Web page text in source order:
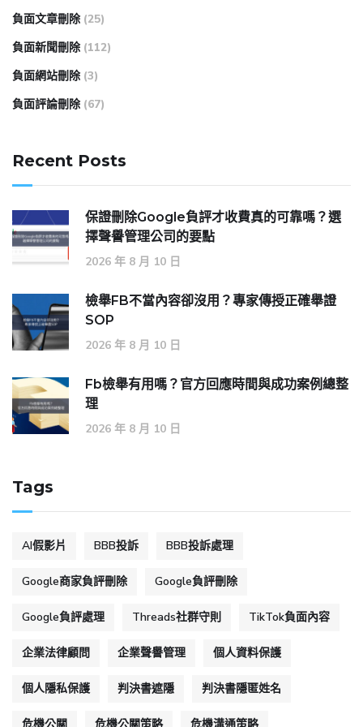
負面文章刪除 (25)
負面新聞刪除 (112)
負面網站刪除 (3)
負面評論刪除 (67)
Recent Posts
保證刪除Google負評才收費真的可靠嗎？選
擇聲譽管理公司的要點
2026 年 8 月 10 日
檢舉FB不當內容卻沒用？專家傳授正確舉證
SOP
2026 年 8 月 10 日
Fb檢舉有用嗎？官方回應時間與成功案例總整
理
2026 年 8 月 10 日
Tags
AI假影片 BBB投訴 BBB投訴處理
Google商家負評刪除 Google負評刪除
Google負評處理 Threads社群守則 TikTok負面內容
企業法律顧問 企業聲譽管理 個人資料保護
個人隱私保護 判決書遮隱 判決書隱匿姓名
危機公關 危機公關策略 危機溝通策略